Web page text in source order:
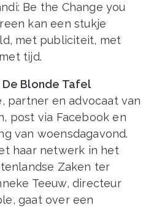
Be the Change you
kan een stukje
met publiciteit, met
tijd.
Blonde Tafel
partner en advocaat van
post via Facebook en
van woensdagavond.
haar netwerk in het
Zaken ter
Teeuw, directeur
gaat over een